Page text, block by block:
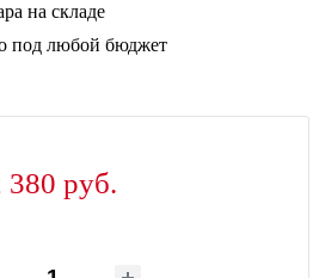
на складе
под любой бюджет
380 руб.